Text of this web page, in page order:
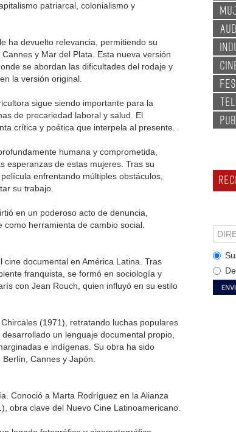
patriarcal, colonialismo y
ha devuelto relevancia, permitiendo su
y Mar del Plata. Esta nueva versión
se abordan las dificultades del rodaje y
la versión original.
sigue siendo importante para la
de precariedad laboral y salud. El
crítica y poética que interpela al presente.
humana y comprometida,
esperanzas de estas mujeres. Tras su
enfrentando múltiples obstáculos,
su trabajo.
en un poderoso acto de denuncia,
herramienta de cambio social.
documental en América Latina. Tras
franquista, se formó en sociología y
con Jean Rouch, quien influyó en su estilo
(1971), retratando luchas populares
un lenguaje documental propio,
e indígenas. Su obra ha sido
Cannes y Japón.
Conoció a Marta Rodríguez en la Alianza
obra clave del Nuevo Cine Latinoamericano.